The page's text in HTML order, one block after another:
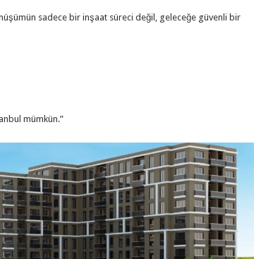
sadece bir inşaat süreci değil, geleceğe güvenli bir
mümkün.”